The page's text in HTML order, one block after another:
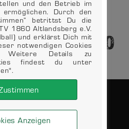
– 19:00
IMPRESSUM
und den Betrieb im
ermöglichen. Durch den
betrittst Du die
1860 Altlandsberg e.V.
und erklärst Dich mit
notwendigen Cookies
Weitere Details zu
findest du unter
Anzeigen